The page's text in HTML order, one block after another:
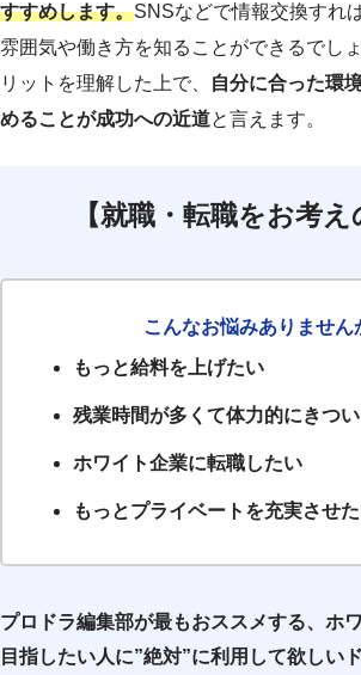
すすめします。SNSなどで情報交換すれ
雰囲気や働き方を知ることができるでし
リットを理解した上で、
自分に合った環
めることが成功への近道と言えます。
【就職・転職をお考え
こんなお悩みありません
もっと給料を上げたい
残業時間が多くて体力的にきつい
ホワイト企業に転職したい
もっとプライベートを充実させ
プロドラ編集部が最もおススメする、ホ
目指したい人に”絶対”に利用して欲しい